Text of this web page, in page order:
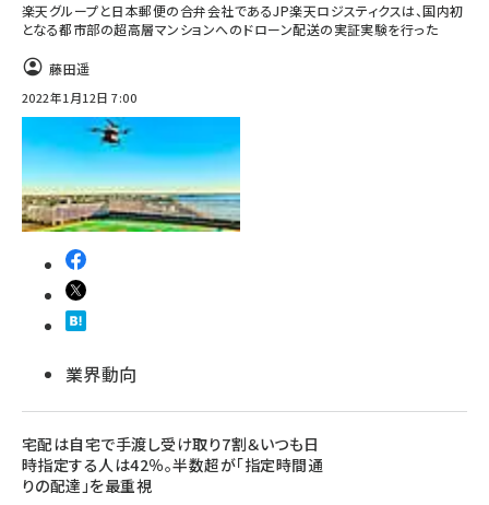
楽天グループと日本郵便の合弁会社であるJP楽天ロジスティクスは、国内初
となる都市部の超高層マンションへのドローン配送の実証実験を行った
藤田遥
2022年1月12日 7:00
業界動向
宅配は自宅で手渡し受け取り7割＆いつも日
時指定する人は42％。半数超が「指定時間通
りの配達」を最重視